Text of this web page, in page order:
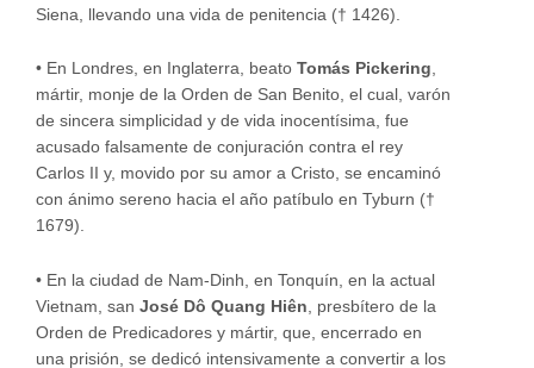
Siena, llevando una vida de penitencia († 1426).
• En Londres, en Inglaterra, beato Tomás Pickering,
mártir, monje de la Orden de San Benito, el cual, varón
de sincera simplicidad y de vida inocentísima, fue
acusado falsamente de conjuración contra el rey
Carlos II y, movido por su amor a Cristo, se encaminó
con ánimo sereno hacia el año patíbulo en Tyburn (†
1679).
• En la ciudad de Nam-Dinh, en Tonquín, en la actual
Vietnam, san José Dô Quang Hiên, presbítero de la
Orden de Predicadores y mártir, que, encerrado en
una prisión, se dedicó intensivamente a convertir a los